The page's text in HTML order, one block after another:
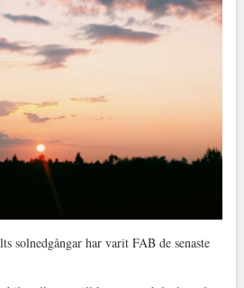
solnedgångar har varit FAB de senaste